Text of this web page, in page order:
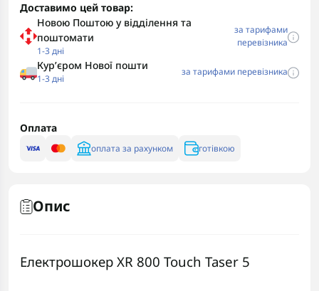
Доставимо цей товар:
Новою Поштою у відділення та
поштомати
1-3 дні
за тарифами
перевізника
Курʼєром Нової пошти
1-3 дні
за тарифами перевізника
Оплата
оплата за рахунком готівкою
Опис
Електрошокер XR 800 Touch Taser 5